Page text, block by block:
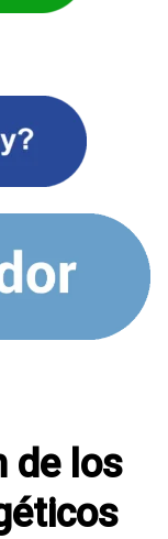
de los